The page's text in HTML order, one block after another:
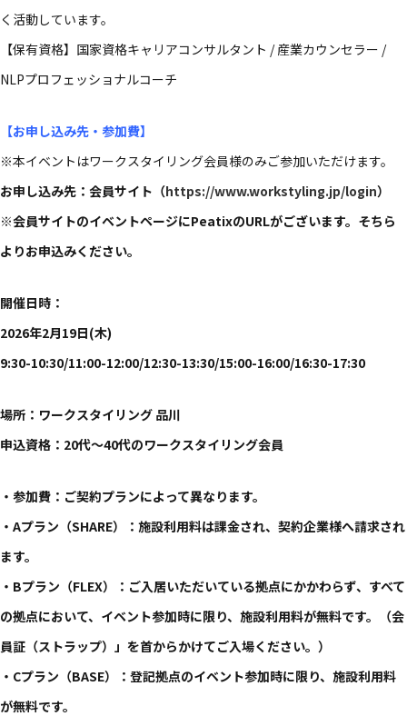
く​活動しています。​
【保有資格】国家資格キャリアコンサルタント / 産業カウンセラー /
NLPプロフェッショナルコーチ
【お申し込み先・参加費】
※本イベントは​ワークスタイリング会員様のみ​ご参加いただけます。​
お申し込み先：会員サイト​（https://www.workstyling.jp/login）​
※会員サイトの​イベントページに​Peatixの​URLが​ございます。​そちら
より​お申込みください。​
開催​日時：
2026年2月19日(木)
9:30-10:30/11:00-12:00/12:30-13:30/15:00-16:00/16:30-17:30
​場所：ワークスタイリング 品川
申込資格：20代～40代の​ワークスタイリング会員
・参加費：ご契約プランに​よって​異なります。​
・Aプラン​（SHARE）​：施設利用料は​課金され、​契約企業様へ​請求され
ます。​
・Bプラン​（FLEX）​：ご入居いただいている​拠点に​かかわらず、​すべて
の​拠点に​おいて、​イベント参加時に​限り、​施設利用料が​無料です。​（会
員証​（ストラップ）」を​首から​かけて​ご入場ください。​）
・Cプラン​（BASE）​：登記拠点の​イベント参加時に​限り、​施設利用料
が​無料です。​